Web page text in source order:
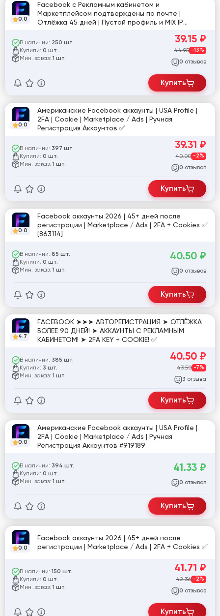
0.0
Facebook с Рекламным кабинетом и
Маркетплейсом подтверждены по почте |
Отлёжка 45 дней | Пустой профиль и MIX IP
В наличии: 250 шт.
Купили: 0 шт.
Мин. заказ: 1 шт.
39.15 ₽
44.95 -13%
0 отзывов
Купить
0.0
Американские Facebook аккаунты | USA Profile |
2FA | Cookie | Marketplace / Ads | Ручная
Регистрация Аккаунтов ✅
В наличии: 397 шт.
Купили: 0 шт.
Мин. заказ: 1 шт.
39.31 ₽
40.00 -2%
0 отзывов
Купить
0.0
Facebook аккаунты 2026 | 45+ дней после
регистрации | Marketplace / Ads | 2FA + Cookies ✅
[863114]
В наличии: 85 шт.
Купили: 0 шт.
Мин. заказ: 1 шт.
40.50 ₽
0 отзывов
Купить
4.7
FACEBOOK ➤➤➤ АВТОРЕГИСТРАЦИЯ ➤ ОТЛЁЖКА
БОЛЕЕ 90 ДНЕЙ! ➤ АККАУНТЫ С РЕКЛАМНЫМ
КАБИНЕТОМ! ➤ 2FA KEY + COOKIE! ✅
В наличии: 385 шт.
Купили: 3 шт.
Мин. заказ: 1 шт.
40.50 ₽
43.50 -7%
3 отзыва
Купить
0.0
Американские Facebook аккаунты | USA Profile |
2FA | Cookie | Marketplace / Ads | Ручная
Регистрация Аккаунтов #919189
В наличии: 394 шт.
Купили: 0 шт.
Мин. заказ: 1 шт.
41.33 ₽
0 отзывов
Купить
0.0
Facebook аккаунты 2026 | 45+ дней после
регистрации | Marketplace / Ads | 2FA + Cookies ✅
В наличии: 150 шт.
Купили: 0 шт.
Мин. заказ: 1 шт.
41.71 ₽
42.36 -2%
0 отзывов
Купить